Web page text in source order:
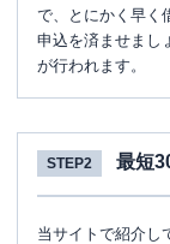
で、とにかく早く
申込を済ませまし
が行われます。
STEP2 最短
当サイトで紹介し